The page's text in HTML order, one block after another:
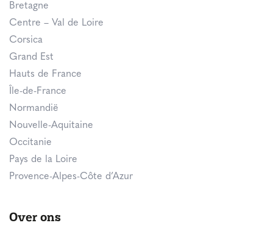
Bretagne
Centre – Val de Loire
Corsica
Grand Est
Hauts de France
Île-de-France
Normandië
Nouvelle-Aquitaine
Occitanie
Pays de la Loire
Provence-Alpes-Côte d’Azur
Over ons